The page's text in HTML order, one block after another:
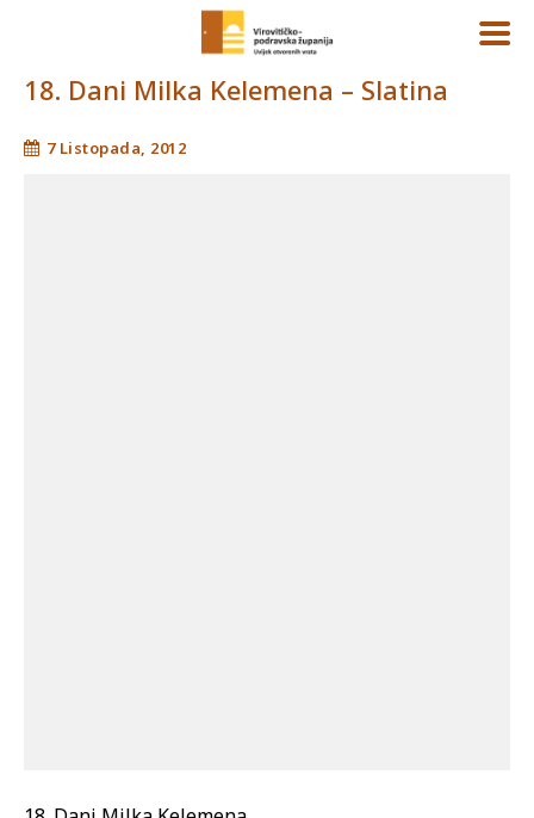
18. Dani Milka Kelemena – Slatina
7 Listopada, 2012